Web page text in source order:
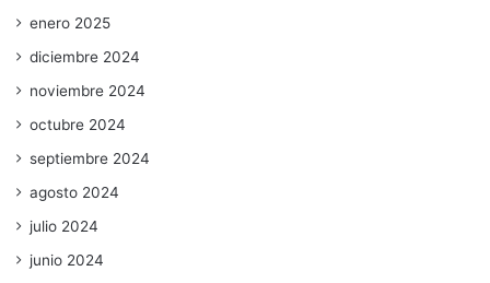
enero 2025
diciembre 2024
noviembre 2024
octubre 2024
septiembre 2024
agosto 2024
julio 2024
junio 2024